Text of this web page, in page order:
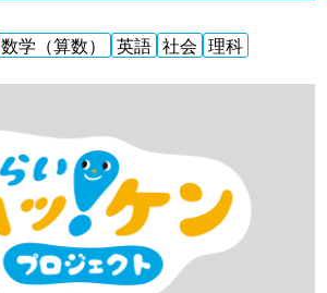
数学（算数） 英語 社会 理科